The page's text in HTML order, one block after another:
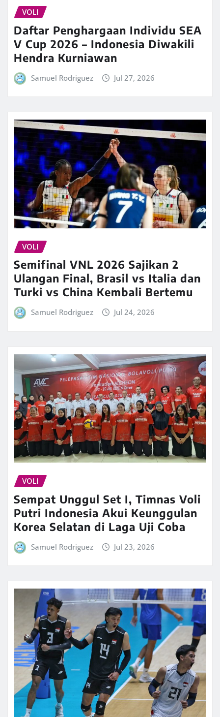
VOLI
Daftar Penghargaan Individu SEA
V Cup 2026 – Indonesia Diwakili
Hendra Kurniawan
Samuel Rodriguez Jul 27, 2026
VOLI
Semifinal VNL 2026 Sajikan 2
Ulangan Final, Brasil vs Italia dan
Turki vs China Kembali Bertemu
Samuel Rodriguez Jul 24, 2026
VOLI
Sempat Unggul Set I, Timnas Voli
Putri Indonesia Akui Keunggulan
Korea Selatan di Laga Uji Coba
Samuel Rodriguez Jul 23, 2026